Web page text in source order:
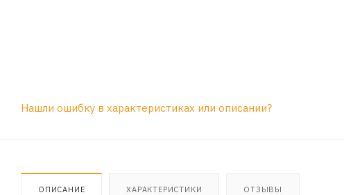
Нашли ошибку в характеристиках или описании?
ОПИСАНИЕ ХАРАКТЕРИСТИКИ ОТЗЫВЫ